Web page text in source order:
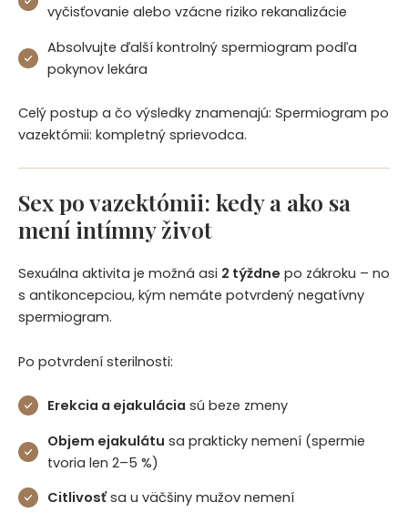
vyčisťovanie alebo vzácne riziko rekanalizácie
Absolvujte ďalší kontrolný spermiogram podľa
pokynov lekára
Celý postup a čo výsledky znamenajú: Spermiogram po
vazektómii: kompletný sprievodca.
Sex po vazektómii: kedy a ako sa
mení intímny život
Sexuálna aktivita je možná asi 2 týždne po zákroku – no
s antikoncepciou, kým nemáte potvrdený negatívny
spermiogram.
Po potvrdení sterilnosti:
Erekcia a ejakulácia sú beze zmeny
Objem ejakulátu sa prakticky nemení (spermie
tvoria len 2–5 %)
Citlivosťsa u väčšiny mužov nemení